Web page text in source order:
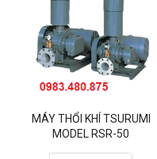
MÁY THỔI KHÍ TSURUMI
MODEL RSR-50